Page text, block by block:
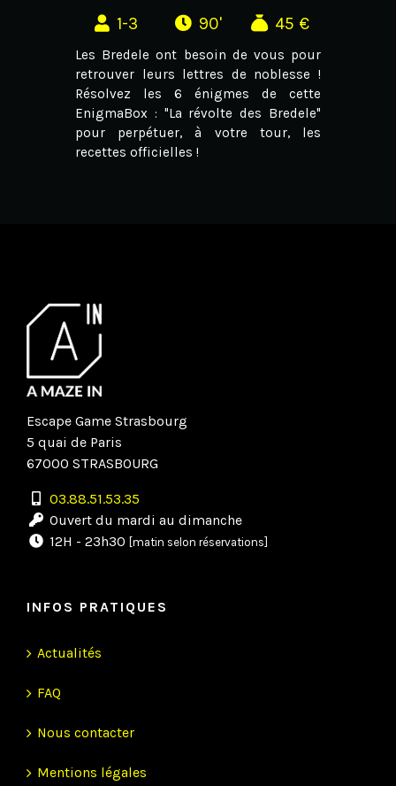
1-3 90' 45 €
Les Bredele ont besoin de vous pour
retrouver leurs lettres de noblesse !
Résolvez les 6 énigmes de cette
EnigmaBox : "La révolte des Bredele"
pour perpétuer, à votre tour, les
recettes officielles !
Escape Game Strasbourg
5 quai de Paris
67000 STRASBOURG
03.88.51.53.35
Ouvert du mardi au dimanche
12H - 23h30 [matin selon réservations]
INFOS PRATIQUES
Actualités
FAQ
Nous contacter
Mentions légales